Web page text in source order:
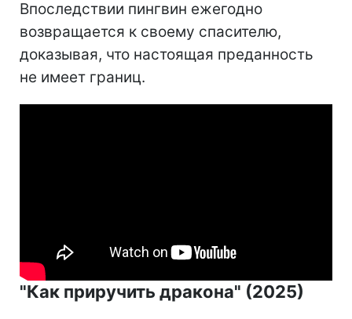
Впоследствии пингвин ежегодно
возвращается к своему спасителю,
доказывая, что настоящая преданность
не имеет границ.
"Как приручить дракона" (2025)